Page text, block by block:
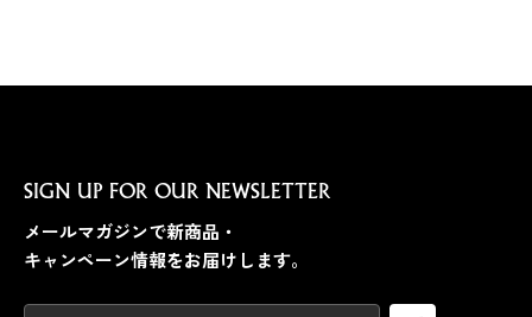
SIGN UP FOR OUR NEWSLETTER
メールマガジンで新商品・
キャンペーン情報をお届けします。